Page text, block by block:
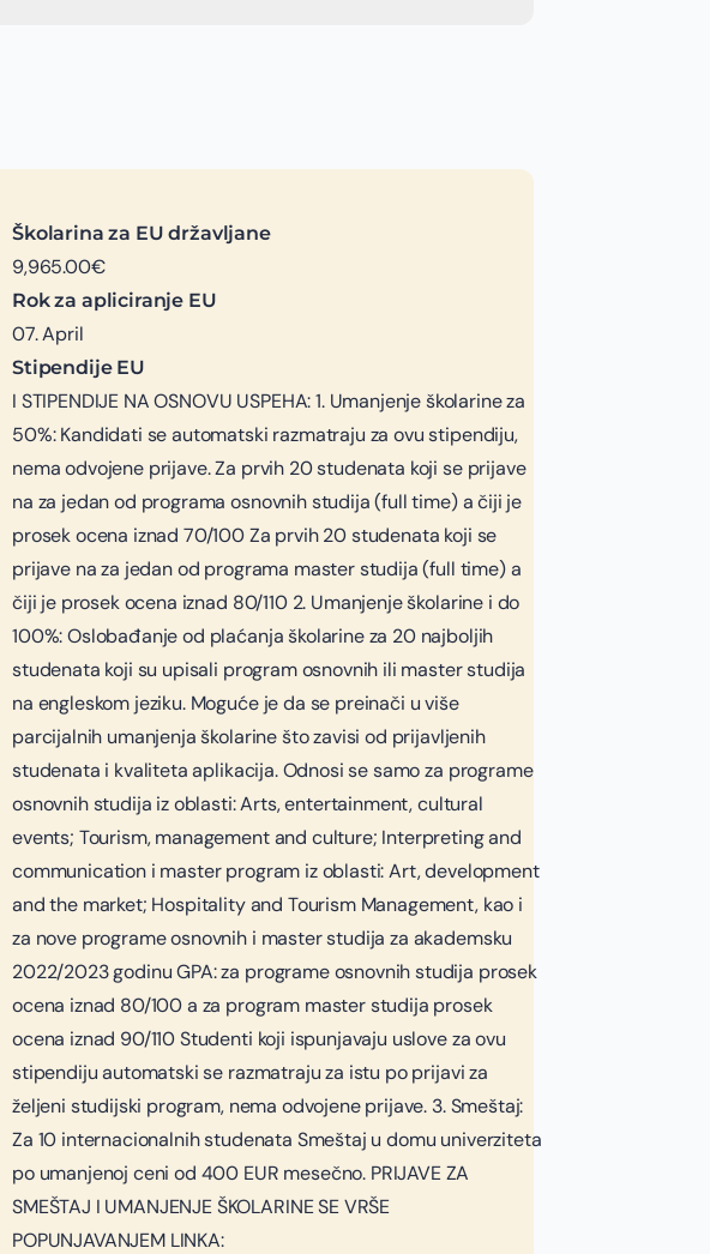
Školarina za EU državljane
9,965.00€
Rok za apliciranje EU
07. April
Stipendije EU
I STIPENDIJE NA OSNOVU USPEHA: 1. Umanjenje školarine za
50%: Kandidati se automatski razmatraju za ovu stipendiju,
nema odvojene prijave. Za prvih 20 studenata koji se prijave
na za jedan od programa osnovnih studija (full time) a čiji je
prosek ocena iznad 70/100 Za prvih 20 studenata koji se
prijave na za jedan od programa master studija (full time) a
čiji je prosek ocena iznad 80/110 2. Umanjenje školarine i do
100%: Oslobađanje od plaćanja školarine za 20 najboljih
studenata koji su upisali program osnovnih ili master studija
na engleskom jeziku. Moguće je da se preinači u više
parcijalnih umanjenja školarine što zavisi od prijavljenih
studenata i kvaliteta aplikacija. Odnosi se samo za programe
osnovnih studija iz oblasti: Arts, entertainment, cultural
events; Tourism, management and culture; Interpreting and
communication i master program iz oblasti: Art, development
and the market; Hospitality and Tourism Management, kao i
za nove programe osnovnih i master studija za akademsku
2022/2023 godinu GPA: za programe osnovnih studija prosek
ocena iznad 80/100 a za program master studija prosek
ocena iznad 90/110 Studenti koji ispunjavaju uslove za ovu
stipendiju automatski se razmatraju za istu po prijavi za
željeni studijski program, nema odvojene prijave. 3. Smeštaj:
Za 10 internacionalnih studenata Smeštaj u domu univerziteta
po umanjenoj ceni od 400 EUR mesečno. PRIJAVE ZA
SMEŠTAJ I UMANJENJE ŠKOLARINE SE VRŠE
POPUNJAVANJEM LINKA: